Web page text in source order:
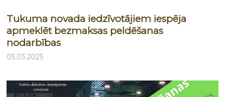
Tukuma novada iedzīvotājiem iespēja
apmeklēt bezmaksas peldēšanas
nodarbības
05.03.2025